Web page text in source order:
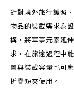
針對境外旅行護照
物品的裝載需求為
構，將軍事元素延
求，在旅途過程中
置與裝載容量也可
折疊短夾使用。